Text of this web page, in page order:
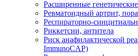
Расширенные
Ревматоидный артрит,
Респираторно-
Риккетсии, антитела
Риск анафилактической
ImmunoCAP)